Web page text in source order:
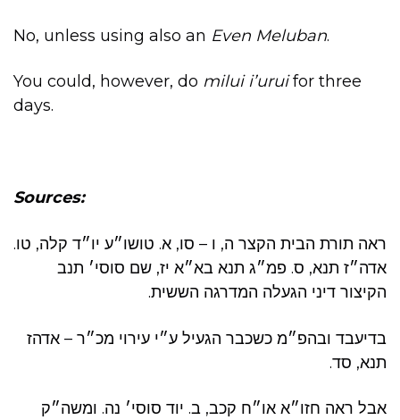
No, unless using also an Even Meluban.
You could, however, do milui i’uruifor three
days.
Sources:
ראה תורת הבית הקצר ה, ו – סו, א. טושו״ע יו״ד קלה, טו.
אדה״ז תנא, ס. פמ״ג תנא בא״א יז, שם סוסי׳ תנב
הקיצור דיני הגעלה המדרגה הששית.
בדיעבד ובהפ״מ כשכבר הגעיל ע״י עירוי מכ״ר – אדהז
תנא, סד.
אבל ראה חזו״א או״ח קכב, ב. יוד סוסי׳ נה. ומשה״ק